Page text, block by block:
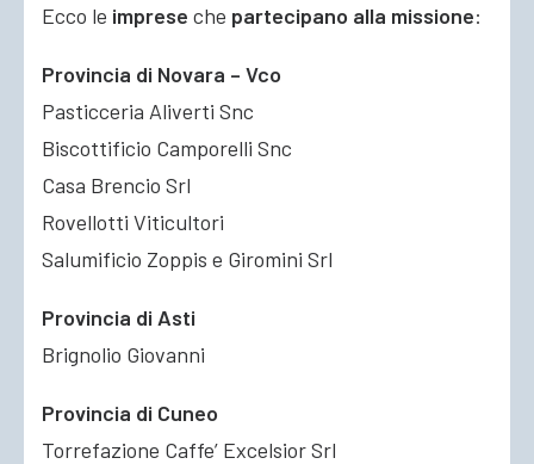
Ecco le imprese che partecipano alla missione:
Provincia di Novara – Vco
Pasticceria Aliverti Snc
Biscottificio Camporelli Snc
Casa Brencio Srl
Rovellotti Viticultori
Salumificio Zoppis e Giromini Srl
Provincia di Asti
Brignolio Giovanni
Provincia di Cuneo
Torrefazione Caffe’ Excelsior Srl